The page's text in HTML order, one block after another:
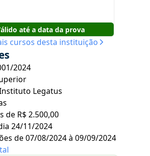
até a data da prova
cursos desta instituição
2024
Legatus
de R$ 2.500,00
24/11/2024
de 07/08/2024 à 09/09/2024